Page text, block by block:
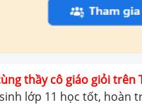
thầy cô giáo giỏi trên
lớp 11 học tốt, hoàn